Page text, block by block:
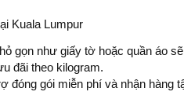
Kuala Lumpur
gọn như giấy tờ hoặc quần áo
đãi theo kilogram.
đóng gói miễn phí và nhận